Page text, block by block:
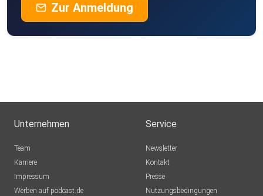
joerg.stowasser
Zur Anmeldung
Unternehmen
Team
Karriere
Impressum
Werben auf podcast.de
Service
Newsletter
Kontakt
Presse
Nutzungsbedingungen